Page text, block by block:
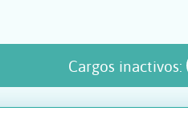
Cargos inactivos: